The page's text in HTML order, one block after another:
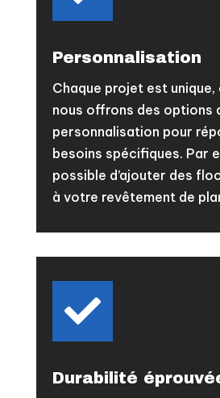
Personnalisation
Chaque projet est unique,
nous offrons des options
personnalisation pour
besoins spécifiques. Par
possible d’ajouter des
à votre revêtement de

Durabilité